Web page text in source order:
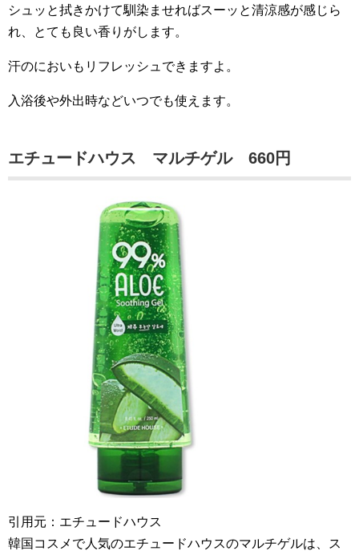
シュッと拭きかけて馴染ませればスーッと清涼感が感じら
れ、とても良い香りがします。
汗のにおいもリフレッシュできますよ。
入浴後や外出時などいつでも使えます。
エチュードハウス マルチゲル 660円
引用元：エチュードハウス
韓国コスメで人気のエチュードハウスのマルチゲルは、ス